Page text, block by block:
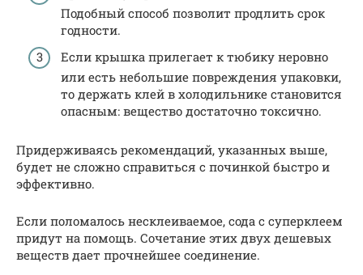
Подобный способ позволит продлить срок
годности.
Если крышка прилегает к тюбику неровно
или есть небольшие повреждения упаковки,
то держать клей в холодильнике становится
опасным: вещество достаточно токсично.
Придерживаясь рекомендаций, указанных выше,
будет не сложно справиться с починкой быстро и
эффективно.
Если поломалось несклеиваемое, сода с суперклеем
придут на помощь. Сочетание этих двух дешевых
веществ дает прочнейшее соединение.